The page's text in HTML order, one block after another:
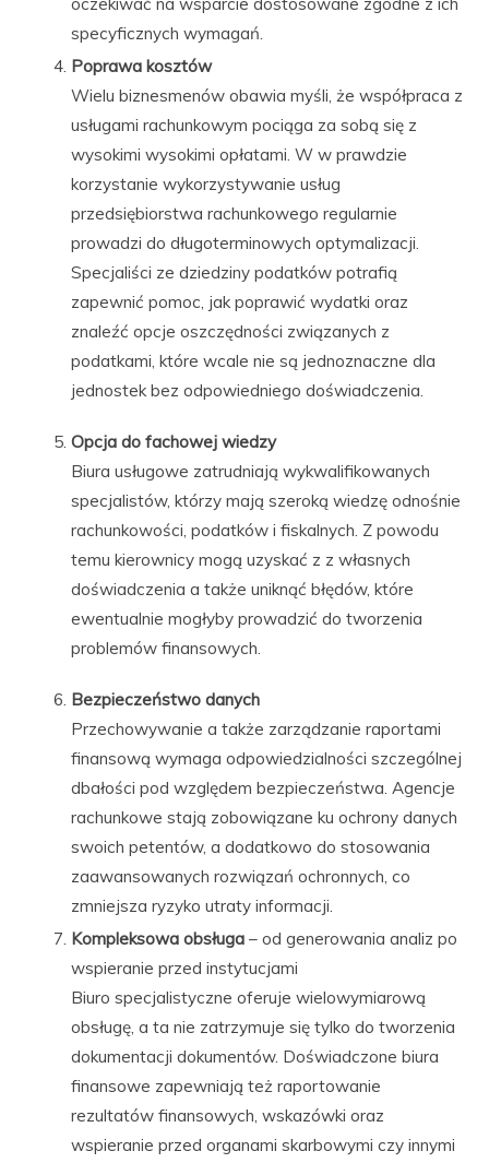
specyficznych wymagań.
Poprawa kosztów
Wielu biznesmenów obawia myśli, że współpraca z
usługami rachunkowym pociąga za sobą się z
wysokimi wysokimi opłatami. W w prawdzie
korzystanie wykorzystywanie usług
przedsiębiorstwa rachunkowego regularnie
prowadzi do długoterminowych optymalizacji.
Specjaliści ze dziedziny podatków potrafią
zapewnić pomoc, jak poprawić wydatki oraz
znaleźć opcje oszczędności związanych z
podatkami, które wcale nie są jednoznaczne dla
jednostek bez odpowiedniego doświadczenia.
Opcja do fachowej wiedzy
Biura usługowe zatrudniają wykwalifikowanych
specjalistów, którzy mają szeroką wiedzę odnośnie
rachunkowości, podatków i fiskalnych. Z powodu
temu kierownicy mogą uzyskać z z własnych
doświadczenia a także uniknąć błędów, które
ewentualnie mogłyby prowadzić do tworzenia
problemów finansowych.
Bezpieczeństwo danych
Przechowywanie a także zarządzanie raportami
finansową wymaga odpowiedzialności szczególnej
dbałości pod względem bezpieczeństwa. Agencje
rachunkowe stają zobowiązane ku ochrony danych
swoich petentów, a dodatkowo do stosowania
zaawansowanych rozwiązań ochronnych, co
zmniejsza ryzyko utraty informacji.
Kompleksowa obsługa – od generowania analiz po
wspieranie przed instytucjami
Biuro specjalistyczne oferuje wielowymiarową
obsługę, a ta nie zatrzymuje się tylko do tworzenia
dokumentacji dokumentów. Doświadczone biura
finansowe zapewniają też raportowanie
rezultatów finansowych, wskazówki oraz
wspieranie przed organami skarbowymi czy innymi